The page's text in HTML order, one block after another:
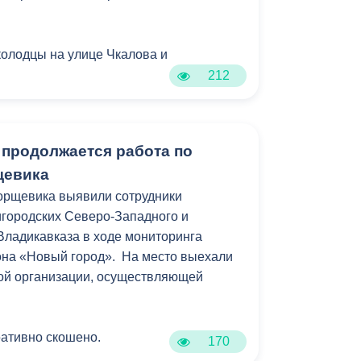
Градостроительная деятельность
Бюджет для граждан
Гражданская оборона в
чрезвычайных ситуациях
Незаконное строительство
органа
на улице Чкалова и
своевременный отвод
212
работа по
выявили сотрудники
Северо-Западного и
в ходе мониторинга
«Новый город». На место выехали
организации, осуществляющей
скошено. 170